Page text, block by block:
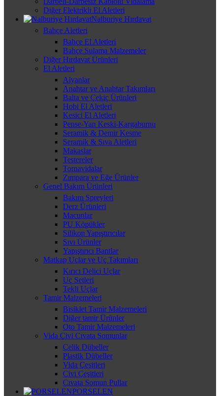
Diğer Elektrikli El Aletleri
Nalburiye Hırdavat
Bahçe Aletleri
Bahçe El Aletleri
Bahçe Sulama Malzemeler
Diğer Hırdavat Ürünleri
El Aletleri
Alyanlar
Anahtar ve Anahtar Takımları
Balta ve Çekiç Ürünleri
Hobi El Aletleri
Kesici El Aletleri
Pense-Yan Keski-Kargaburnu
Seramik & Demir Kesme
Seramik & Sıva Aletleri
Makaslar
Testereler
Tornavidalar
Zımpara ve Eğe Ürünler
Genel Bakım Ürünleri
Bakım Spreyleri
Derz Ürünleri
Macunlar
PU Köpükler
Silikon Yapıştırıcılar
Sıvı Ürünler
Yapıştırıcı Bantlar
Matkap Uçlar ve Uç Takımları
Kırıcı Delici Uçlar
Uç Setleri
Tekli Uçlar
Tamir Malzemeleri
Bisiklet Tamir Malzemeleri
Diğer tamir Ürünler
Oto Tamir Malzemeleri
Vida Çivi Cıvata Somunlar
Çelik Dübeller
Plastik Dübeller
Vida Çeşitleri
Çivi Çeşitleri
Cıvata Somun Pullar
PORSELEN